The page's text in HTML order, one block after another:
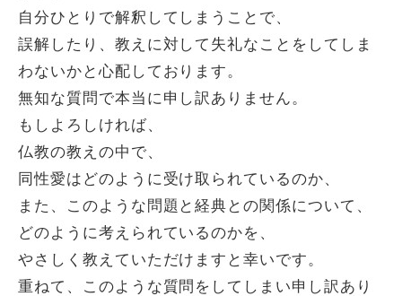
自分ひとりで解釈してしまうことで、
誤解したり、教えに対して失礼なことをしてしま
わないかと心配しております。
無知な質問で本当に申し訳ありません。
もしよろしければ、
仏教の教えの中で、
同性愛はどのように受け取られているのか、
また、このような問題と経典との関係について、
どのように考えられているのかを、
やさしく教えていただけますと幸いです。
重ねて、このような質問をしてしまい申し訳あり